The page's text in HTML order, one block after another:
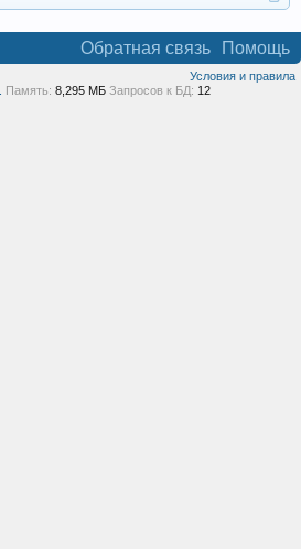
Обратная связь Помощь
Условия и правила
Память: 8,295 МБ Запросов к БД: 12